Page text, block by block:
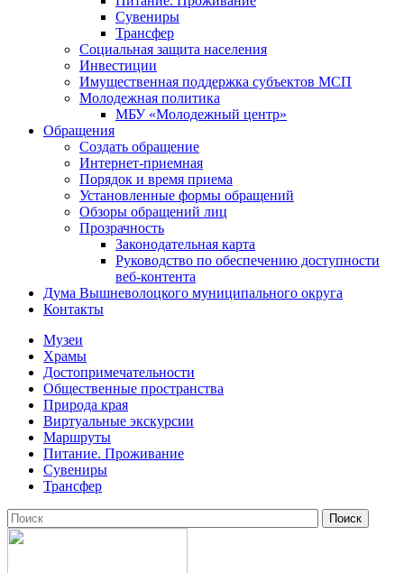
Сувениры
Трансфер
Социальная защита населения
Инвестиции
Имущественная поддержка субъектов МСП
Молодежная политика
МБУ «Молодежный центр»
Обращения
Создать обращение
Интернет-приемная
Порядок и время приема
Установленные формы обращений
Обзоры обращений лиц
Прозрачность
Законодательная карта
Руководство по обеспечению доступности
веб-контента
Дума Вышневолоцкого муниципального округа
Контакты
Музеи
Храмы
Достопримечательности
Общественные пространства
Природа края
Виртуальные экскурсии
Маршруты
Питание. Проживание
Сувениры
Трансфер